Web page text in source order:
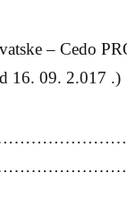
– Cedo
16. 09. 2.017 .)